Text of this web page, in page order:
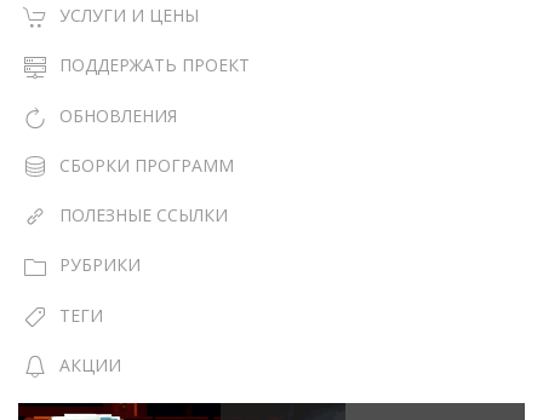
УСЛУГИ И ЦЕНЫ
ПОДДЕРЖАТЬ ПРОЕКТ
ОБНОВЛЕНИЯ
СБОРКИ ПРОГРАММ
ПОЛЕЗНЫЕ ССЫЛКИ
РУБРИКИ
ТЕГИ
АКЦИИ